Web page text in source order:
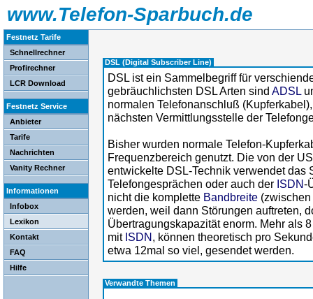
www.Telefon-Sparbuch.de
Festnetz Tarife
Schnellrechner
Profirechner
LCR Download
Festnetz Service
Anbieter
Tarife
Nachrichten
Vanity Rechner
Informationen
Infobox
Lexikon
Kontakt
FAQ
Hilfe
DSL (Digital Subscriber Line)
DSL ist ein Sammelbegriff für
gebräuchlichsten DSL Arten sind ADSL
normalen Telefonanschluß
nächsten Vermittlungsstelle der
Bisher wurden normale Telefon-
Frequenzbereich genutzt. Die von der
entwickelte DSL-Technik verwendet das
Telefongesprächen oder auch der ISDN-
nicht die komplette Bandbreite
werden, weil dann Störungen auftreten,
Übertragungskapazität enorm. Mehr als
mit ISDN, können theoretisch pro
etwa 12mal so viel, gesendet werden.
Verwandte Themen